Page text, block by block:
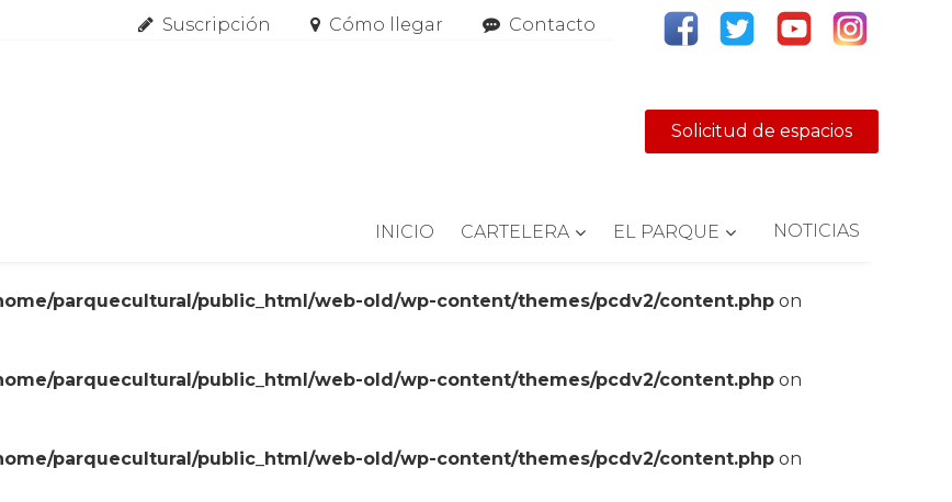
Suscripción Cómo llegar Contacto
Solicitud de espacios
INICIO CARTELERA EL PARQUE NOTICIAS
parquecultural/public_html/web-old/wp-content/themes/pcdv2/content.php on
parquecultural/public_html/web-old/wp-content/themes/pcdv2/content.php on
parquecultural/public_html/web-old/wp-content/themes/pcdv2/content.php on